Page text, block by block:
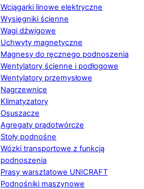
Wciągarki linowe elektryczne
Wysięgniki ścienne
Wagi dźwigowe
Uchwyty magnetyczne
Magnesy do ręcznego podnoszenia
Wentylatory ścienne i podłogowe
Wentylatory przemysłowe
Nagrzewnice
Klimatyzatory
Osuszacze
Agregaty prądotwórcze
Stoły podnośne
Wózki transportowe z funkcją
podnoszenia
Prasy warsztatowe UNICRAFT
Podnośniki maszynowe